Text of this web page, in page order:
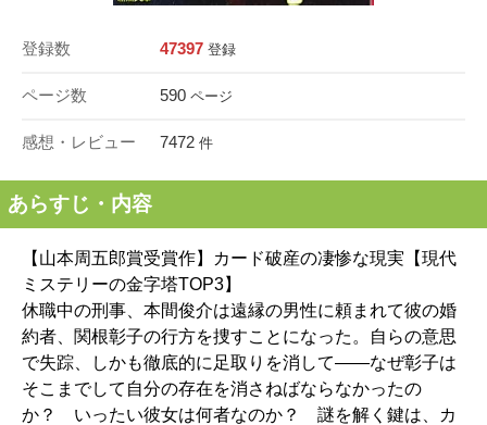
登録数 47397 登録
ページ数 590 ページ
感想・レビュー 7472 件
あらすじ・内容
【山本周五郎賞受賞作】カード破産の凄惨な現実【現代
ミステリーの金字塔TOP3】
休職中の刑事、本間俊介は遠縁の男性に頼まれて彼の婚
約者、関根彰子の行方を捜すことになった。自らの意思
で失踪、しかも徹底的に足取りを消して――なぜ彰子は
そこまでして自分の存在を消さねばならなかったの
か？ いったい彼女は何者なのか？ 謎を解く鍵は、カ